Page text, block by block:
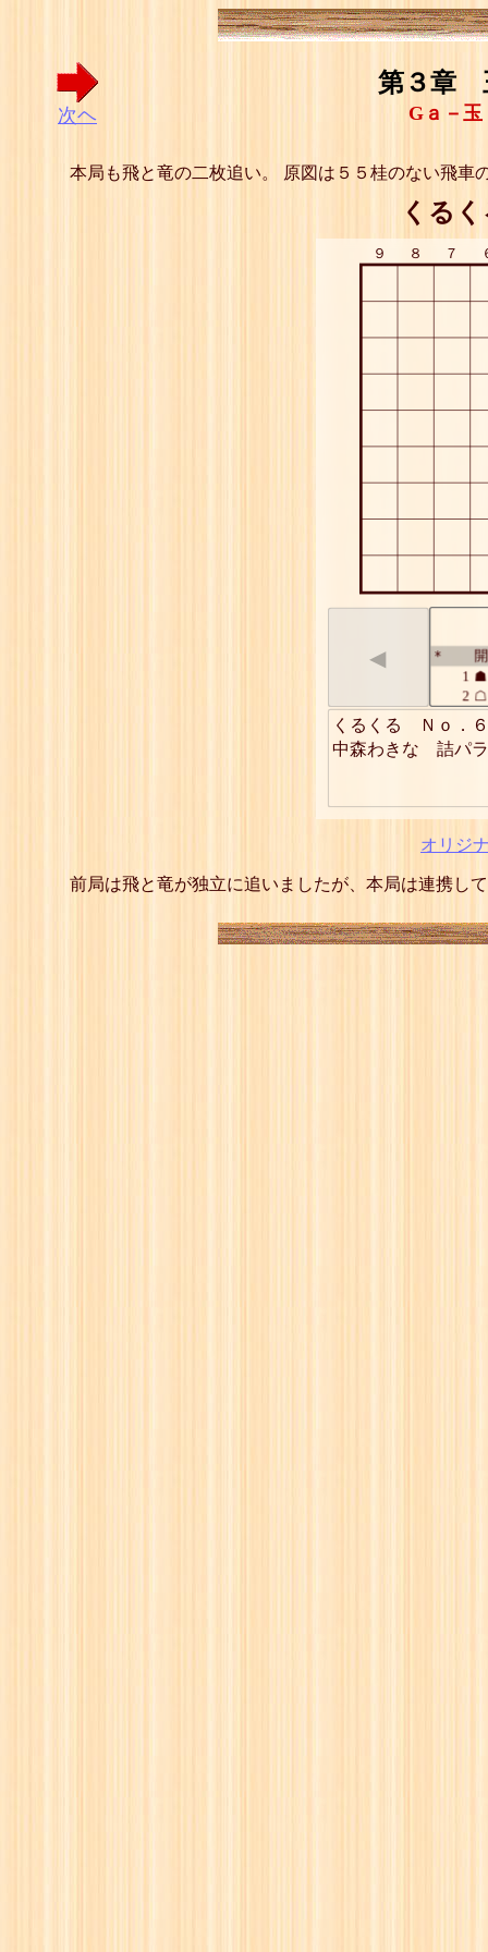
次ヘ
第３章
Gａ－
本局も飛と竜の二枚追い。 原図は５５桂のない飛車
くる
９ ８ ７
◀ *
1 ☗
2 ☖
☗
5☗
8☖
9☗
11 ☗
13☗
詰
くるくる　Ｎｏ．
中森わきな　詰パ
オリジ
前局は飛と竜が独立に追いましたが、本局は連携し